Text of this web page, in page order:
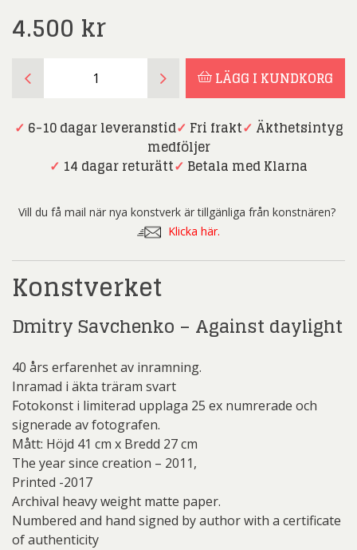
4.500 kr
Savchenko
Fotokonst
Against
LÄGG I KUNDKORG
✓ 6-10 dagar leveranstid✓ Fri frakt✓ Äkthetsintyg
medföljer
✓ 14 dagar returätt✓ Betala med Klarna
Vill du få mail när nya konstverk är tillgänliga från konstnären?
Klicka här.
Konstverket
Dmitry Savchenko – Against daylight
40 års erfarenhet av inramning.
Inramad i äkta träram svart
Fotokonst i limiterad upplaga 25 ex numrerade och
signerade av fotografen.
Mått: Höjd 41 cm x Bredd 27 cm
The year since creation – 2011,
Printed -2017
Archival heavy weight matte paper.
Numbered and hand signed by author with a certificate
of authenticity